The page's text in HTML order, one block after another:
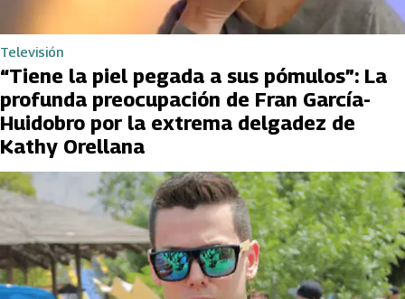
Televisión
“Tiene la piel pegada a sus pómulos”: La
profunda preocupación de Fran García-
Huidobro por la extrema delgadez de
Kathy Orellana